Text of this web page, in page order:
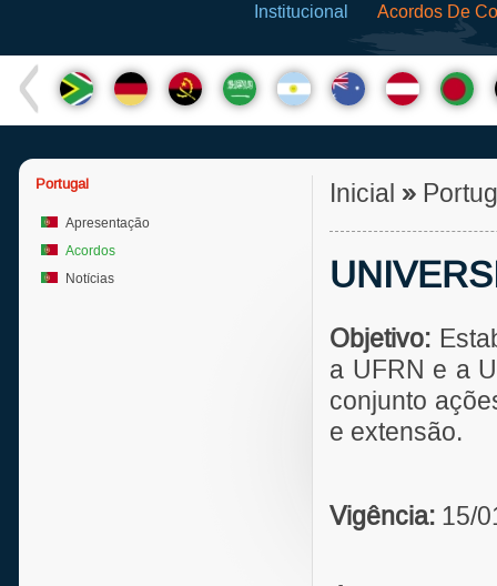
Institucional Acordos De
Portugal
Apresentação
Acordos
Notícias
Inicial »
Objetivo:
a UFRN e a
conjunto
e extensão.
Vigência: 15/